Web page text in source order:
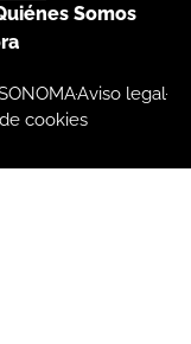
Somos
Aviso legal
cookies